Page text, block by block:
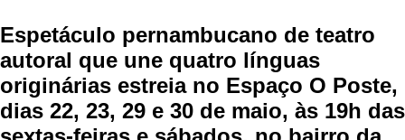
Espetáculo pernambucano de teatro
autoral que une quatro línguas
originárias estreia no Espaço O Poste,
dias 22, 23, 29 e 30 de maio, às 19h das